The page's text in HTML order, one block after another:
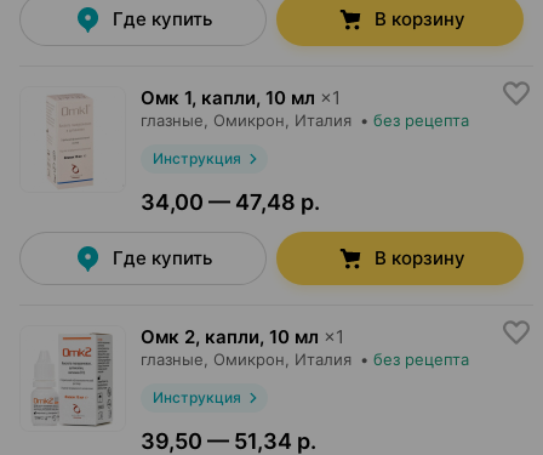
Где купить В корзину
Омк 1, капли, 10 мл ×1
глазные, Омикрон , Италия • без рецепта
Инструкция
34,00 — 47,48 р.
Где купить В корзину
Омк 2, капли, 10 мл ×1
глазные, Омикрон , Италия • без рецепта
Инструкция
39,50 — 51,34 р.